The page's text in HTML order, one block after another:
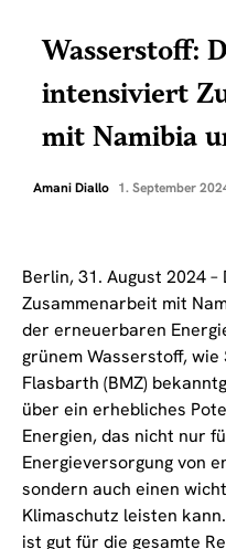
Wasserstoff:
intensiviert
mit Namibia
Amani Diallo 1. September
Berlin, 31. August 2024
Zusammenarbeit mit
der erneuerbaren
grünem Wasserstoff,
Flasbarth (BMZ)
über ein erhebliches
Energien, das nicht nur
Energieversorgung von
sondern auch einen
Klimaschutz leisten
ist gut für die gesamte